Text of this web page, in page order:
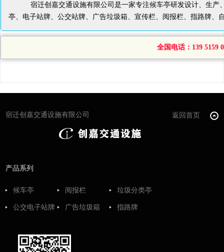
宿迁创嘉交通设施有限公司是一家专注候车亭研发设计、生产
亭、电子站牌、公交站牌、广告垃圾箱、宣传栏、阅报栏、指路牌、
全国电话：139 5159
宿迁创嘉交通设施有限公司 返回首页
产品系列
候车亭 阅报栏 垃圾分类亭
公交电子站牌 广告垃圾箱 指路牌